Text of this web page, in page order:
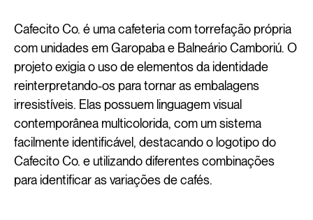
Cafecito Co. é uma cafeteria com torrefação própria
com unidades em Garopaba e Balneário Camboriú. O
projeto exigia o uso de elementos da identidade
reinterpretando-os para tornar as embalagens
irresistíveis. Elas possuem linguagem visual
contemporânea multicolorida, com um sistema
facilmente identificável, destacando o logotipo do
Cafecito Co. e utilizando diferentes combinações
para identificar as variações de cafés.